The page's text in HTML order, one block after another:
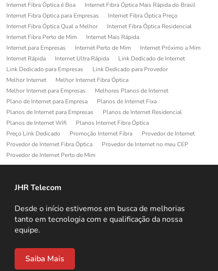
Internet Fibra Óptica é Boa
Internet Fibra Óptica Mais Rápida do Brasil
Internet Fibra Optica para Empresas
Internet Fibra Óptica Preço
Internet Fibra Óptica Qual a Melhor
Internet Fibra Óptica Residencial
Internet Fibra Perto de Mim
Internet Mais Rápida
Internet para Empresas
Internet Perto de Mim
Internet Próximo a Mim
Internet Rápida
Internet Ultra Rápida
Link Dedicado de Internet
Link Dedicado para Empresas
Link Dedicado para Provedor
Melhor Internet
Melhor Internet Fibra Óptica
Melhor Internet para Empresas
Melhores Planos de Internet
Plano de Internet para Empresa
Planos de Internet Fixa
Planos de Internet para Empresas
Planos de Internet Residencial
Planos de Internet Wifi
Planos Internet Fibra Óptica
Preço Link Dedicado
Promoção Internet Fibra
Provedor de Internet
Provedor de Internet Fibra Óptica
Provedor de Internet no meu CEP
Provedor de Internet Perto de Mim
JHR Telecom
Desde o início estivemos em busca de melhorias
tanto em tecnologia com e qualificação da nossa
equipe.
Saiba Mais